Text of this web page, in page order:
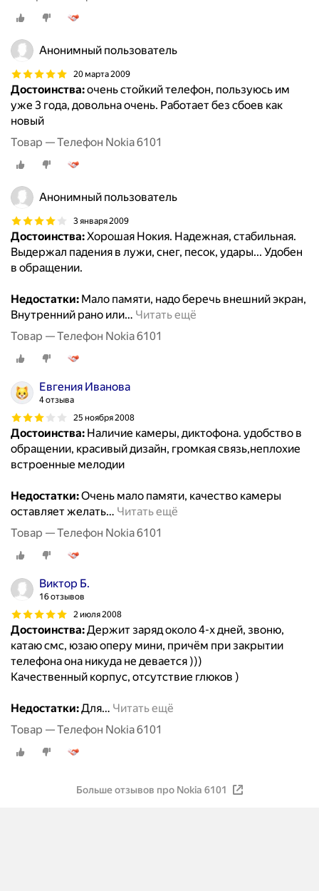
Анонимный пользователь
20 марта 2009
Достоинства:очень стойкий телефон, пользуюсь им
уже 3 года, довольна очень. Работает без сбоев как
новый
Товар — Телефон Nokia 6101
Анонимный пользователь
3 января 2009
Достоинства:Хорошая Нокия. Надежная, стабильная.
Выдержал падения в лужи, снег, песок, удары... Удобен
в обращении.
Недостатки: Мало памяти, надо беречь внешний экран,
Внутренний рано или… Читать ещё
Товар — Телефон Nokia 6101
Евгения Иванова
4 отзыва
25 ноября 2008
Достоинства: Наличие камеры, диктофона. удобство в
обращении, красивый дизайн, громкая связь,неплохие
встроенные мелодии
Недостатки:Очень мало памяти, качество камеры
оставляет желать… Читать ещё
Товар — Телефон Nokia 6101
Виктор Б.
16 отзывов
2 июля 2008
Достоинства:Держит заряд около 4-х дней, звоню,
катаю смс, юзаю оперу мини, причём при закрытии
телефона она никуда не девается )))
Качественный корпус, отсутствие глюков )
Недостатки:Для… Читать ещё
Товар — Телефон Nokia 6101
Больше отзывов про Nokia 6101